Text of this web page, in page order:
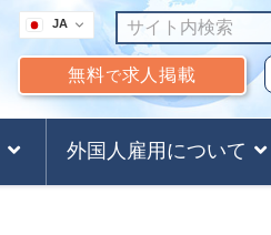
JA
無料で求人掲載
外国人雇用について